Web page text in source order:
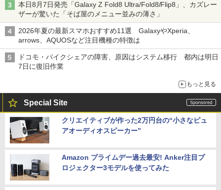
本日8月7日発売「Galaxy Z Fold8 Ultra/Fold8/Flip8」、カズレー
ザーが驚いた「そば屋のメニュー並みの薄さ」
2026年夏の最新スマホおすすめ11選 GalaxyやXperia、
arrows、AQUOSなど注目機種の特徴は
ドコモ・バイクシェアの障害、原因はシステム移行 都内は明日
7日に復旧作業
もっと見る
Special Site
クリエイティブが作った2万円台の“小さなピュ
アオーディオスピーカー”
Amazon プライムデー過去最安! Anker注目プ
ロジェクター3モデルを使ってみた